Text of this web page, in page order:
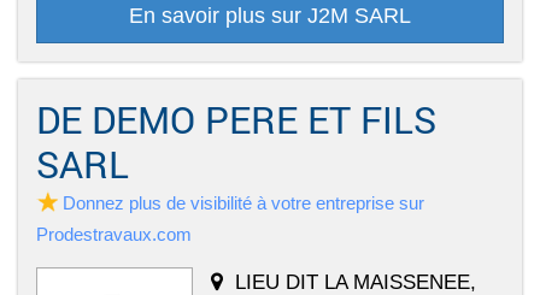
En savoir plus sur J2M SARL
DE DEMO PERE ET FILS
SARL
Donnez plus de visibilité à votre entreprise sur
Prodestravaux.com
LIEU DIT LA MAISSENEE,